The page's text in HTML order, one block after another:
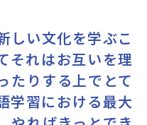
しい文化を学ぶこ
それはお互いを理
たりする上でとて
学習における最大